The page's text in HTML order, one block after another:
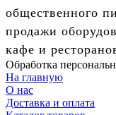
общественного
продажи
кафе и
Обработка
На главную
О нас
Доставка и оплата